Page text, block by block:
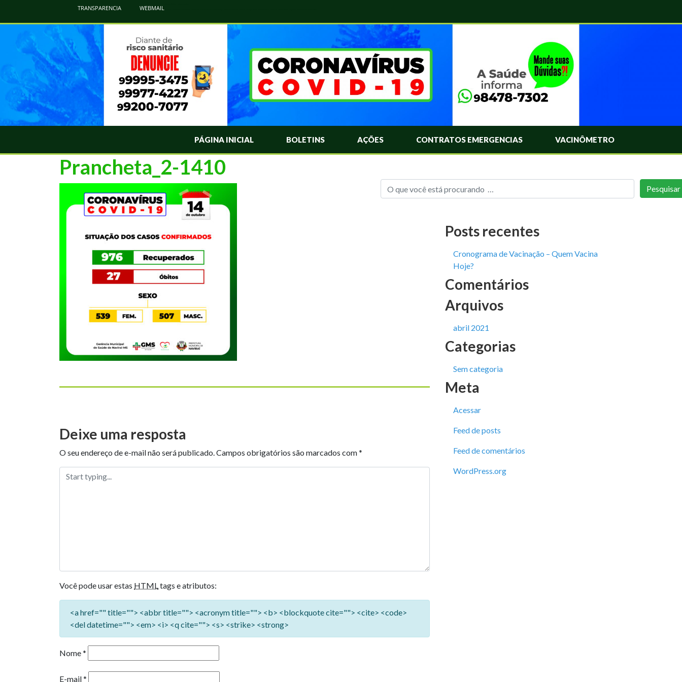
TRANSPARENCIA WEBMAIL
PÁGINA INICIAL BOLETINS AÇÕES CONTRATOS EMERGENCIAS VACINÔMETRO
Prancheta_2-1410
Deixe uma resposta
O seu endereço de e-mail não será publicado.Campos obrigatórios são marcados com*
Você pode usar estas HTMLtags e atributos:
<a href="" title=""> <abbr title=""> <acronym title=""> <b> <blockquote cite=""> <cite> <code>
<del datetime=""> <em> <i> <q cite=""> <s> <strike> <strong>
Nome*
E-mail*
Posts recentes
Cronograma de Vacinação – Quem Vacina
Hoje?
Comentários
Arquivos
abril 2021
Categorias
Sem categoria
Meta
Acessar
Feed de posts
Feed de comentários
WordPress.org